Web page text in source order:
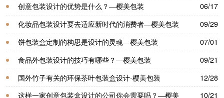
装
创意包装设计的优势是什么？—樱美包装
06/17
化妆品包装设计要去适应新时代的消费者—樱美包装
09/29
饼包装盒​定制的构思是设计的灵魂—樱美包装
07/01
食品外包装设计的技巧有哪些？—樱美包装
09/21
国外竹子有关的环保茶叶包装盒设计-樱美包装
12/28
这样一家创意包装盒设计的公司你会需要吗？—樱美
10/21